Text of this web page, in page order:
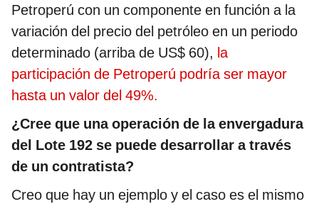
Petroperú con un componente en función a la
variación del precio del petróleo en un periodo
determinado (arriba de US$ 60), la
participación de Petroperú podría ser mayor
hasta un valor del 49%.
¿Cree que una operación de la envergadura
del Lote 192 se puede desarrollar a través
de un contratista?
Creo que hay un ejemplo y el caso es el mismo